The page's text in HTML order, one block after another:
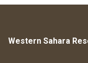
Western Sahara